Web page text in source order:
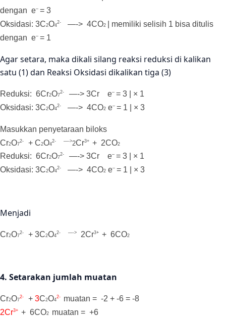
dengan e– = 3
Oksidasi: 3C2O4
2- —-> 4CO2
| memiliki selisih 1 bisa ditulis
dengan e– = 1
Agar setara, maka dikali silang reaksi reduksi di kalikan
satu (1) dan Reaksi Oksidasi dikalikan tiga (3)
Reduksi: 6Cr2O7
2- —-> 3Cr e– = 3 | × 1
Oksidasi: 3C2O4
2- —-> 4CO2 e– = 1 | × 3
Masukkan penyetaraan biloks
Cr2O7
2- + C2O4
2- —->2Cr3+ + 2CO2
Reduksi: 6Cr2O7
2- —-> 3Cr e– = 3 | × 1
Oksidasi: 3C2O4
2- —-> 4CO2 e– = 1 | × 3
Menjadi
Cr2O7
2- + 3C2O4
2- —-> 2Cr3+ + 6CO2
4. Setarakan jumlah muatan
Cr2O7
2- + 3C2O4
2-
muatan = -2 + -6 = -8
2Cr3+ + 6CO2 muatan = +6